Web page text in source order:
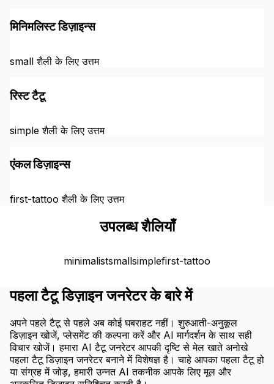
मिनिमलिस्ट डिज़ाइन्स
small शैली के लिए उत्तम
रिस्ट टैटू
simple शैली के लिए उत्तम
एंकल डिज़ाइन्स
first-tattoo शैली के लिए उत्तम
उपलब्ध शैलियाँ
minimalistsmallsimplefirst-tattoo
पहला टैटू डिज़ाइन जनरेटर के बारे में
अपने पहले टैटू से पहले अब कोई घबराहट नहीं। शुरुआती-अनुकूल
डिज़ाइन खोजें, प्लेसमेंट की कल्पना करें और AI मार्गदर्शन के साथ सही
विचार खोजें। हमारा AI टैटू जनरेटर आपकी दृष्टि से मेल खाते अनोखे
पहला टैटू डिज़ाइन जनरेटर बनाने में विशेषज्ञ है। चाहे आपका पहला टैटू हो
या संग्रह में जोड़, हमारी उन्नत AI तकनीक आपके लिए मूल और